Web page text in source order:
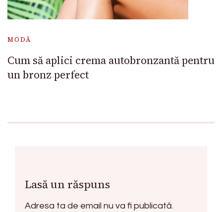
MODĂ
Cum să aplici crema autobronzantă pentru
un bronz perfect
Lasă un răspuns
Adresa ta de email nu va fi publicată.